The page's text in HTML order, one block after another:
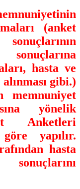
(anket
sonuçlarına
hasta ve
gibi.)
memnuniyet
yönelik
Anketleri
yapılır.
hasta